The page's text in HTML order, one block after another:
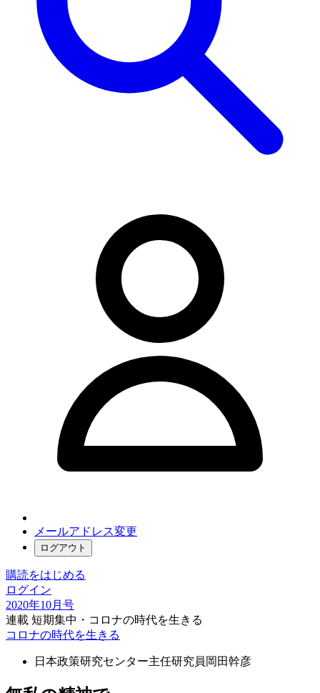
メールアドレス変更
ログアウト
購読をはじめる
ログイン
2020年10月号
連載 短期集中・コロナの時代を生きる
コロナの時代を生きる
日本政策研究センター主任研究員 岡田幹彦